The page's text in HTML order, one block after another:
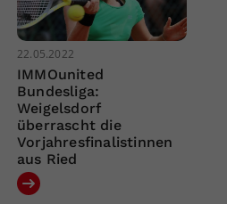
22.05.2022
IMMOunited
Bundesliga:
Weigelsdorf
überrascht die
Vorjahresfinalistinnen
aus Ried